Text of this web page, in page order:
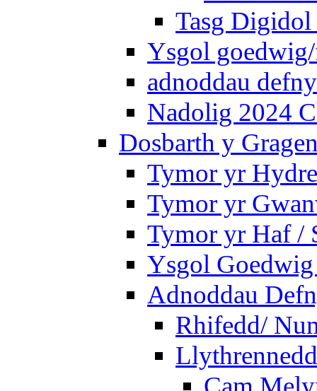
Tasg
Ysgol
adnoddau
Nadolig 2024
Dosbarth y
Tymor yr
Tymor yr
Tymor yr Haf /
Ysgol
Adnoddau
Rhifedd/